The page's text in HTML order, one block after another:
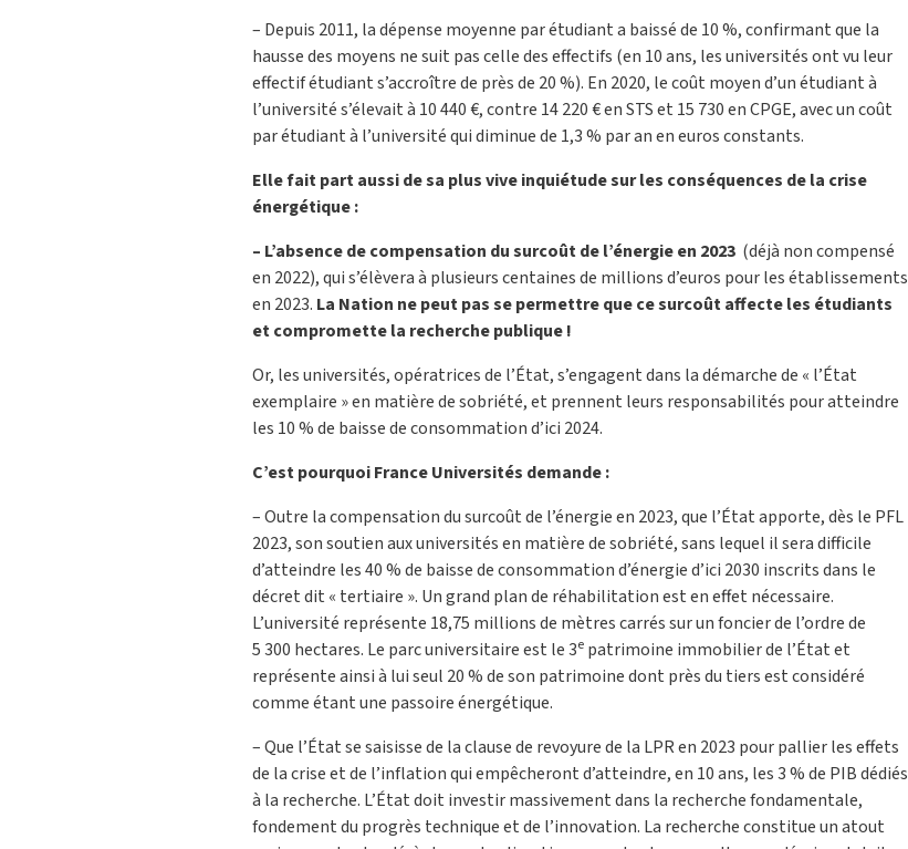
– Depuis 2011, la dépense moyenne par étudiant a baissé de 10 %, confirmant que la
hausse des moyens ne suit pas celle des effectifs (en 10 ans, les universités ont vu leur
effectif étudiant s’accroître de près de 20 %). En 2020, le coût moyen d’un étudiant à
l’université s’élevait à 10 440 €, contre 14 220 € en STS et 15 730 en CPGE, avec un coût
par étudiant à l’université qui diminue de 1,3 % par an en euros constants.
Elle fait part aussi de sa plus vive inquiétude sur les conséquences de la crise
énergétique :
– L’absence de compensation du surcoût de l’énergie en 2023 (déjà non compensé
en 2022), qui s’élèvera à plusieurs centaines de millions d’euros pour les établissements
en 2023. La Nation ne peut pas se permettre que ce surcoût affecte les étudiants
et compromette la recherche publique !
Or, les universités, opératrices de l’État, s’engagent dans la démarche de « l’État
exemplaire » en matière de sobriété, et prennent leurs responsabilités pour atteindre
les 10 % de baisse de consommation d’ici 2024.
C’est pourquoi France Universités demande :
– Outre la compensation du surcoût de l’énergie en 2023, que l’État apporte, dès le PFL
2023, son soutien aux universités en matière de sobriété, sans lequel il sera difficile
d’atteindre les 40 % de baisse de consommation d’énergie d’ici 2030 inscrits dans le
décret dit « tertiaire ». Un grand plan de réhabilitation est en effet nécessaire.
L’université représente 18,75 millions de mètres carrés sur un foncier de l’ordre de
5 300 hectares. Le parc universitaire est le 3e patrimoine immobilier de l’État et
représente ainsi à lui seul 20 % de son patrimoine dont près du tiers est considéré
comme étant une passoire énergétique.
– Que l’État se saisisse de la clause de revoyure de la LPR en 2023 pour pallier les effets
de la crise et de l’inflation qui empêcheront d’atteindre, en 10 ans, les 3 % de PIB dédiés
à la recherche. L’État doit investir massivement dans la recherche fondamentale,
fondement du progrès technique et de l’innovation. La recherche constitue un atout